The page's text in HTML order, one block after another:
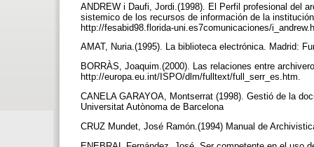
ANDREW i Daufi, Jordi.(1998). El Perfil profesional del
sistemico de los recursos de información de la
http://fesabid98.florida-uni.es7comunicaciones/
AMAT, Nuria.(1995). La biblioteca electrónica. Madrid:
BORRÀS, Joaquim.(2000). Las relaciones entre
http://europa.eu.int/ISPO/dlm/fulltext/full_serr_es.htm.
CANELA GARAYOA, Montserrat (1998). Gestió de la
Universitat Autònoma de Barcelona
CRUZ Mundet, José Ramón.(1994) Manual de